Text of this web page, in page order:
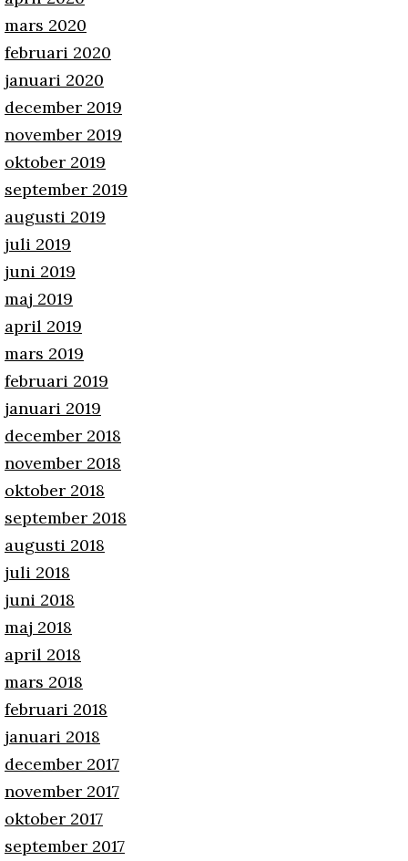
mars 2020
februari 2020
januari 2020
december 2019
november 2019
oktober 2019
september 2019
augusti 2019
juli 2019
juni 2019
maj 2019
april 2019
mars 2019
februari 2019
januari 2019
december 2018
november 2018
oktober 2018
september 2018
augusti 2018
juli 2018
juni 2018
maj 2018
april 2018
mars 2018
februari 2018
januari 2018
december 2017
november 2017
oktober 2017
september 2017